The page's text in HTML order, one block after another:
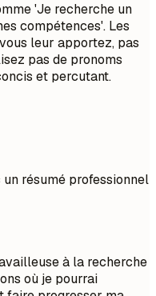
'Je recherche un
compétences'. Les
leur apportez, pas
pas de pronoms
et percutant.
résumé professionnel
à la recherche
où je pourrai